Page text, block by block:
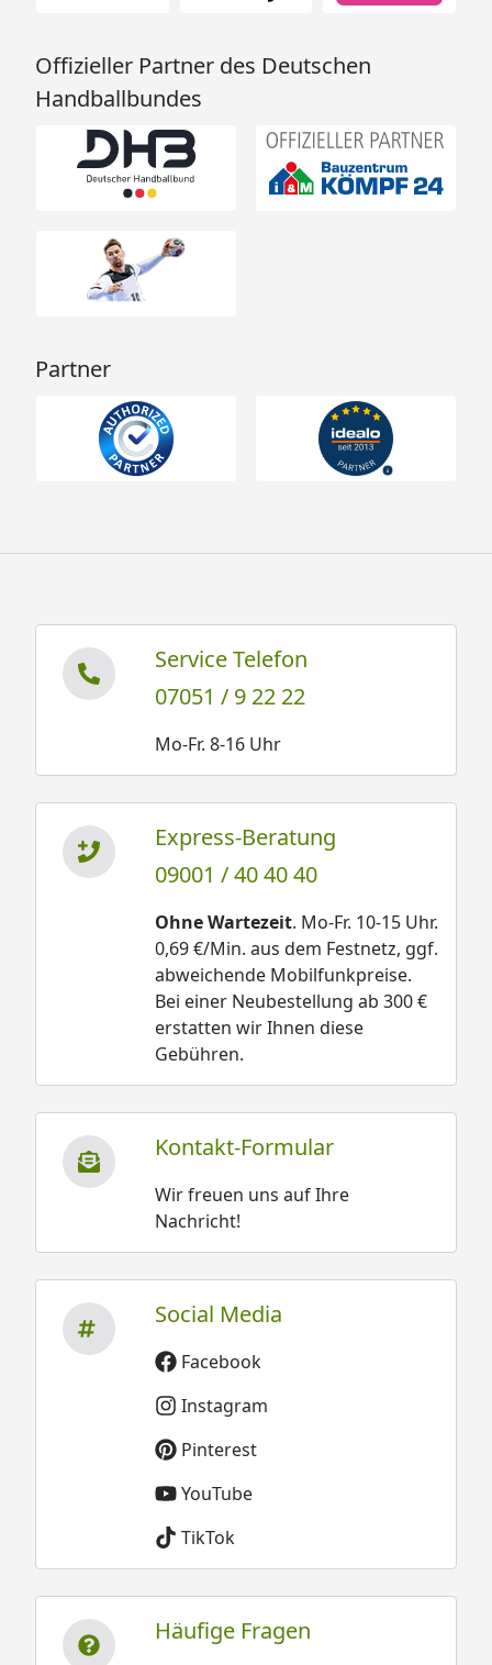
Offizieller Partner des Deutschen
Handballbundes
Partner
Service Telefon
07051 / 9 22 22
Mo-Fr. 8-16 Uhr
Express-Beratung
09001 / 40 40 40
Ohne Wartezeit. Mo-Fr. 10-15 Uhr.
0,69 €/Min. aus dem Festnetz, ggf.
abweichende Mobilfunkpreise.
Bei einer Neubestellung ab 300 €
erstatten wir Ihnen diese
Gebühren.
Kontakt-Formular
Wir freuen uns auf Ihre
Nachricht!
Social Media
Facebook
Instagram
Pinterest
YouTube
TikTok
Häufige Fragen